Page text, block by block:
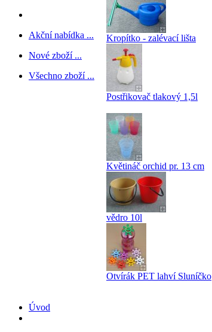
Akční nabídka ...
Nové zboží ...
Všechno zboží ...
Kropítko - zalévací lišta
Postřikovač tlakový 1,5l
Květináč orchid pr. 13 cm
vědro 10l
Otvírák PET lahví Sluníčko
Úvod